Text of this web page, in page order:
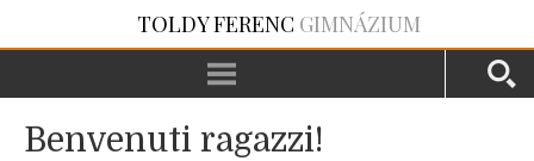
TOLDY FERENC GIMNÁZIUM
Benvenuti ragazzi!